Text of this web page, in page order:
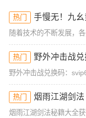
热门
热门
热门